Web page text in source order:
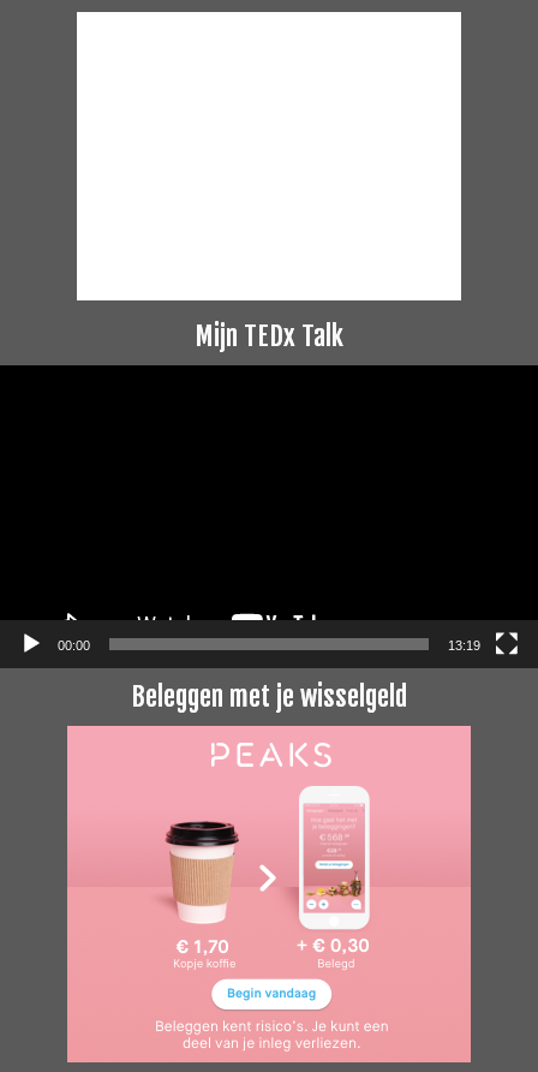
Mijn TEDx Talk
00:00 13:19
Beleggen met je wisselgeld